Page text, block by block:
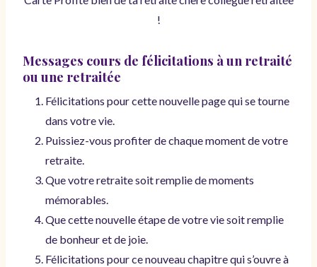
!
Messages cours de félicitations à un retraité
ou une retraitée
Félicitations pour cette nouvelle page qui se tourne
dans votre vie.
Puissiez-vous profiter de chaque moment de votre
retraite.
Que votre retraite soit remplie de moments
mémorables.
Que cette nouvelle étape de votre vie soit remplie
de bonheur et de joie.
Félicitations pour ce nouveau chapitre qui s’ouvre à